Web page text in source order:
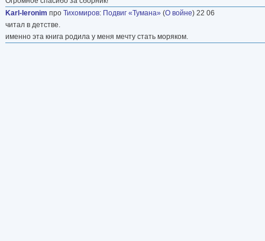
Karl-Ieronim про Тихомиров: Подвиг «Тумана» (О войне) 22 06
читал в детстве.
именно эта книга родила у меня мечту стать моряком.